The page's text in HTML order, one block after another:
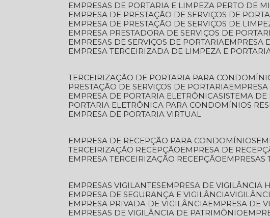
EMPRESAS DE PORTARIA E LIMPEZA PERTO DE
EMPRESA DE PRESTAÇÃO DE SERVIÇOS DE
EMPRESA DE PRESTAÇÃO DE SERVIÇOS DE
EMPRESA PRESTADORA DE SERVIÇOS DE
EMPRESAS DE SERVIÇOS DE PORTARIA
EMPRESA TERCEIRIZADA DE LIMPEZA E
TERCEIRIZAÇÃO DE PORTARIA PARA
PRESTAÇÃO DE SERVIÇOS DE PORTARIA
EMPRESA DE PORTARIA ELETRÔNICA SISTEMA
PORTARIA ELETRÔNICA PARA CONDOMÍNIOS
EMPRESA DE PORTARIA VIRTUAL
EMPRESA DE RECEPÇÃO PARA CONDOMÍNIOS
TERCEIRIZAÇÃO RECEPÇÃO
EMPRESA DE
EMPRESA TERCEIRIZAÇÃO RECEPÇÃO
EMPRESAS VIGILANTES
EMPRESA DE VIGILÂNCIA
EMPRESA DE SEGURANÇA E VIGILÂNCIA
EMPRESA PRIVADA DE VIGILÂNCIA
EMPRESA DE
EMPRESAS DE VIGILÂNCIA DE PATRIMÔNIO